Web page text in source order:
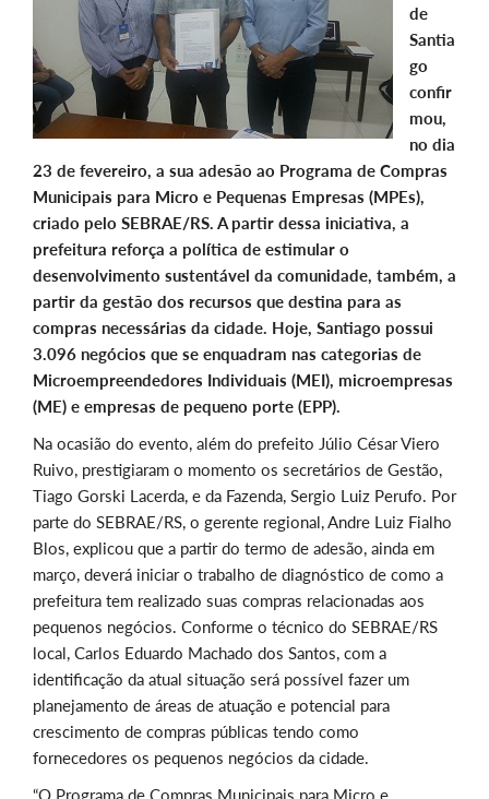
de
Santia
go
confir
mou,
no dia
23 de fevereiro, a sua adesão ao Programa de Compras
Municipais para Micro e Pequenas Empresas (MPEs),
criado pelo SEBRAE/RS. A partir dessa iniciativa, a
prefeitura reforça a política de estimular o
desenvolvimento sustentável da comunidade, também, a
partir da gestão dos recursos que destina para as
compras necessárias da cidade. Hoje, Santiago possui
3.096 negócios que se enquadram nas categorias de
Microempreendedores Individuais (MEI), microempresas
(ME) e empresas de pequeno porte (EPP).
Na ocasião do evento, além do prefeito Júlio César Viero
Ruivo, prestigiaram o momento os secretários de Gestão,
Tiago Gorski Lacerda, e da Fazenda, Sergio Luiz Perufo. Por
parte do SEBRAE/RS, o gerente regional, Andre Luiz Fialho
Blos, explicou que a partir do termo de adesão, ainda em
março, deverá iniciar o trabalho de diagnóstico de como a
prefeitura tem realizado suas compras relacionadas aos
pequenos negócios. Conforme o técnico do SEBRAE/RS
local, Carlos Eduardo Machado dos Santos, com a
identificação da atual situação será possível fazer um
planejamento de áreas de atuação e potencial para
crescimento de compras públicas tendo como
fornecedores os pequenos negócios da cidade.
“O Programa de Compras Municipais para Micro e